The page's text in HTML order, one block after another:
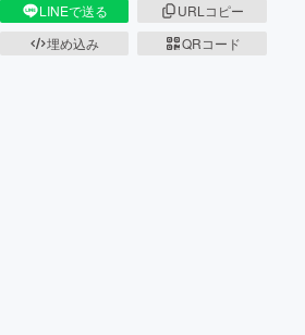
LINEで送る
URLコピー
埋め込み
QRコード